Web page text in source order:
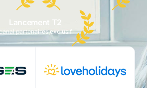
Lancement T2
partenaires exclusif